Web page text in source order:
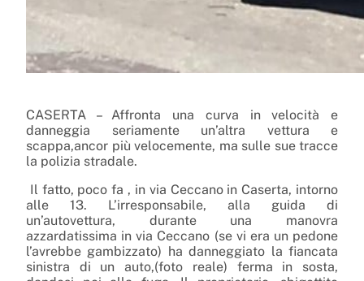
CASERTA – Affronta una curva in velocità e
danneggia seriamente un’altra vettura e
scappa,ancor più velocemente, ma sulle sue tracce
la polizia stradale.
Il fatto, poco fa , in via Ceccano in Caserta, intorno
alle 13. L’irresponsabile, alla guida di
un’autovettura, durante una manovra
azzardatissima in via Ceccano (se vi era un pedone
l’avrebbe gambizzato) ha danneggiato la fiancata
sinistra di un auto,(foto reale) ferma in sosta,